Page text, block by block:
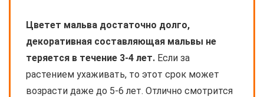
Цветет мальва достаточно долго,
декоративная составляющая мальвы не
теряется в течение 3-4 лет. Если за
растением ухаживать, то этот срок может
возрасти даже до 5-6 лет. Отлично смотрится